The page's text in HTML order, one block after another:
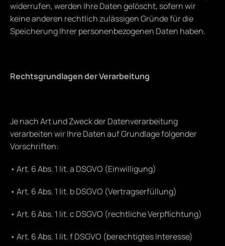
widerrufen, werden Ihre Daten gelöscht, sofern wir
keine anderen rechtlich zulässigen Gründe für die
Speicherung Ihrer personenbezogenen Daten haben.
Rechtsgrundlagen der Verarbeitung
Je nach Art und Zweck der Datenverarbeitung
verarbeiten wir Ihre Daten auf Grundlage folgender
Vorschriften:
• Art. 6 Abs. 1 lit. a DSGVO (Einwilligung)
• Art. 6 Abs. 1 lit. b DSGVO (Vertragserfüllung)
• Art. 6 Abs. 1 lit. c DSGVO (rechtliche Verpflichtung)
• Art. 6 Abs. 1 lit. f DSGVO (berechtigtes Interesse)